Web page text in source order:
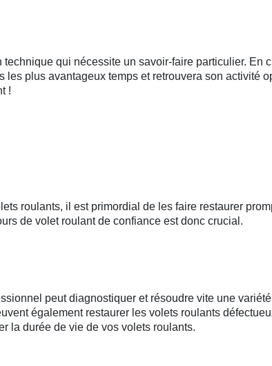
qui nécessite un savoir-faire particulier.
les plus avantageux temps et retrouvera son activité
!
roulants, il est primordial de les faire restaurer
de volet roulant de confiance est donc crucial.
peut diagnostiquer et résoudre vite une
également restaurer les volets roulants
la durée de vie de vos volets roulants.